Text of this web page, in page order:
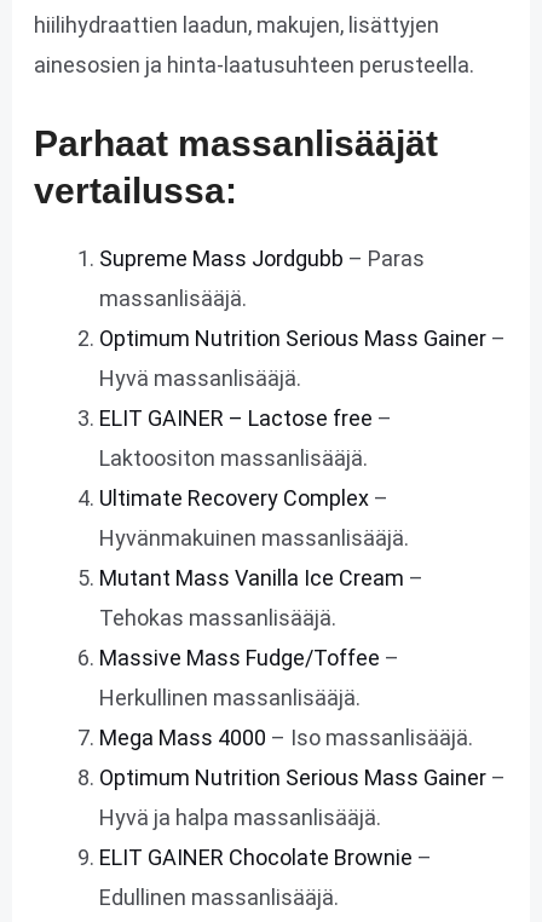
hiilihydraattien laadun, makujen, lisättyjen
ainesosien ja hinta-laatusuhteen perusteella.
Parhaat massanlisääjät
vertailussa:
Supreme Mass Jordgubb – Paras
massanlisääjä.
Optimum Nutrition Serious Mass Gainer–
Hyvä massanlisääjä.
ELIT GAINER – Lactose free –
Laktoositon massanlisääjä.
Ultimate Recovery Complex–
Hyvänmakuinen massanlisääjä.
Mutant Mass Vanilla Ice Cream –
Tehokas massanlisääjä.
Massive Mass Fudge/Toffee –
Herkullinen massanlisääjä.
Mega Mass 4000 – Iso massanlisääjä.
Optimum Nutrition Serious Mass Gainer–
Hyvä ja halpa massanlisääjä.
ELIT GAINER Chocolate Brownie –
Edullinen massanlisääjä.